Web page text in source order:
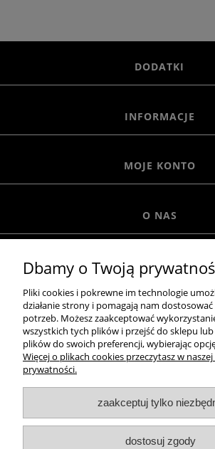
DODATKI
INFORMACJE
MOJE KONTO
O NAS
MOROWO
WSZELKIE PRAWA ZASTRZEŻONE
realizacja:
pokaż pełną wersję
NASZE ODZNAKI
Dbamy o Twoją
Pliki cookies i pokrewne im technologie
działanie strony i pomagają nam
potrzeb. Możesz zaakceptować
wszystkich tych plików i przejść do sklepu
plików do swoich preferencji, wybierając
Więcej o plikach cookies przeczytasz w
prywatności.
zaakceptuj tylko
dostosuj zgody